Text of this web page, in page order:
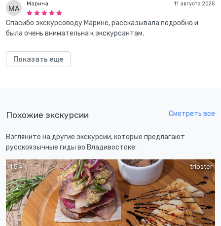
11 августа 2025
Марина
Спасибо экскурсоводу Марине, рассказывала подробно и
была очень внимательна к экскурсантам.
Показать еще
Похожие экскурсии Смотреть все
Взгляните на другие экскурсии, которые предлагают
русскоязычные гиды во Владивостоке:
tripster
1,5 ч